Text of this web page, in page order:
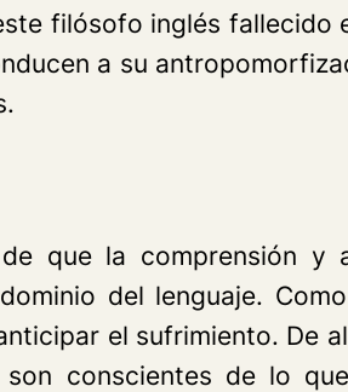
filósofo inglés fallecido
a su
de que la comprensión y
del lenguaje.
el sufrimiento. De
conscientes de lo